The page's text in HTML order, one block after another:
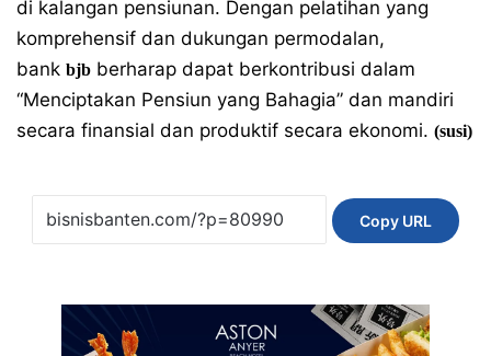
di kalangan pensiunan. Dengan pelatihan yang
komprehensif dan dukungan permodalan,
bank bjb berharap dapat berkontribusi dalam
“Menciptakan Pensiun yang Bahagia” dan mandiri
secara finansial dan produktif secara ekonomi. (susi)
Copy URL